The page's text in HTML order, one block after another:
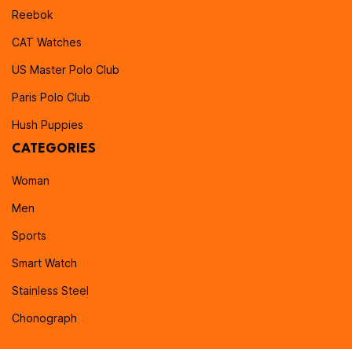
Reebok
CAT Watches
US Master Polo Club
Paris Polo Club
Hush Puppies
CATEGORIES
Woman
Men
Sports
Smart Watch
Stainless Steel
Chonograph